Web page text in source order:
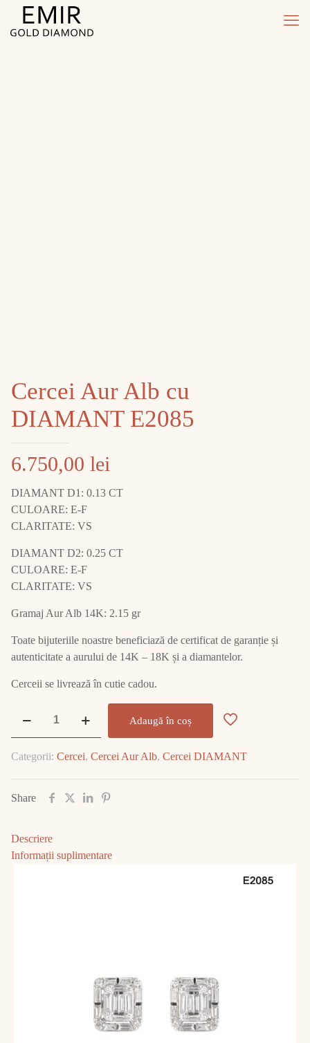
Cercei Aur Alb cu
DIAMANT E2085
6.750,00 lei
DIAMANT D1: 0.13 CT
CULOARE: E-F
CLARITATE: VS
DIAMANT D2: 0.25 CT
CULOARE: E-F
CLARITATE: VS
Gramaj Aur Alb 14K: 2.15 gr
Toate bijuteriile noastre beneficiază de certificat de garanție și
autenticitate a aurului de 14K – 18K și a diamantelor.
Cerceii se livrează în cutie cadou.
Alb
DIAMANT
Adaugă în coș
Categorii: Cercei, Cercei Aur Alb, Cercei DIAMANT
Share
Descriere
Informații suplimentare